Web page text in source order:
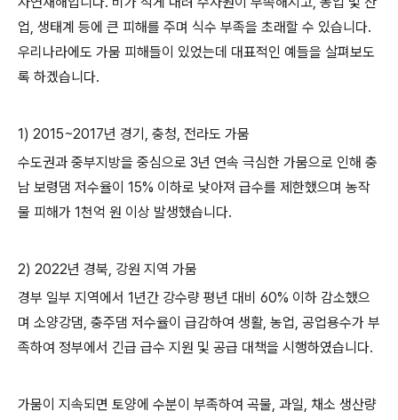
업, 생태계 등에 큰 피해를 주며 식수 부족을 초래할 수 있습니다.
우리나라에도 가뭄 피해들이 있었는데 대표적인 예들을 살펴보도
록 하겠습니다.
1) 2015~2017년 경기, 충청, 전라도 가뭄
수도권과 중부지방을 중심으로 3년 연속 극심한 가뭄으로 인해 충
남 보령댐 저수율이 15% 이하로 낮아져 급수를 제한했으며 농작
물 피해가 1천억 원 이상 발생했습니다.
2) 2022년 경북, 강원 지역 가뭄
경부 일부 지역에서 1년간 강수량 평년 대비 60% 이하 감소했으
며 소양강댐, 충주댐 저수율이 급감하여 생활, 농업, 공업용수가 부
족하여 정부에서 긴급 급수 지원 및 공급 대책을 시행하였습니다.
가뭄이 지속되면 토양에 수분이 부족하여 곡물, 과일, 채소 생산량